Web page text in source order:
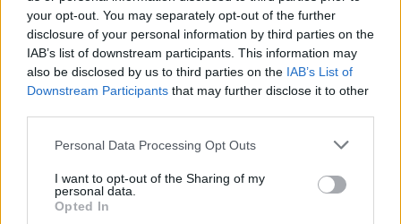
your opt-out. You may separately opt-out of the further
disclosure of your personal information by third parties on the
IAB’s list of downstream participants. This information may
also be disclosed by us to third parties on the IAB’s List of
Downstream Participants that may further disclose it to other
Personal Data Processing Opt Outs
I want to opt-out of the Sharing of my
personal data.
Opted In
αγορά νέου πυροσβεστικού
οχήματος 4Χ4
ΔΡΑΣΕΙΣ
ειρήνης στο Πολύκεντρο
Πλωμαρίου
Κατάμεστη η αίθουσα στην
προβολή της ταινίας «Διωγμένοι
για την ειρήνη – Όταν οι Έλληνες
και οι Τούρκοι χωρίστηκαν»,
παρουσία του σκηνοθέτη Osman